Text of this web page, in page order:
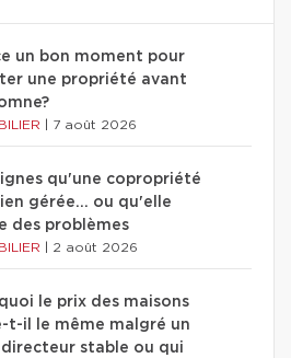
un bon moment pour
une propriété avant
7 août 2026
qu'une copropriété
gérée… ou qu'elle
des problèmes
2 août 2026
le prix des maisons
t-il le même malgré un
stable ou qui